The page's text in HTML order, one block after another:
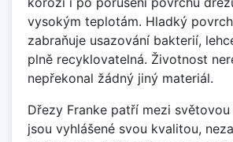
vysokým teplotám. Hladký
zabraňuje usazování bakterií,
plně recyklovatelná. Životnost
nepřekonal žádný jiný materiál.
Dřezy Franke patří mezi
jsou vyhlášené svou kvalitou,